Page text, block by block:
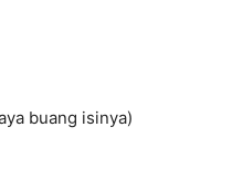
buang isinya)